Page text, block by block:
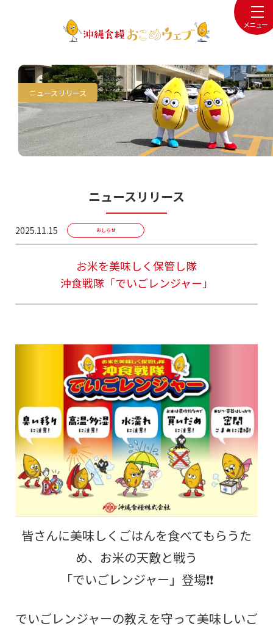
メニュー
ニュースリリース
ニュースリリース
2025.11.15 おしらせ
お米を美味しく保管し隊
沖食戦隊「でいごレンジャー」
皆さんに美味しくごはんを食べてもらうた
め、お米の天敵と戦う
「でいごレンジャー」登場❗❗
でいごレンジャーの教えを守って美味しいご